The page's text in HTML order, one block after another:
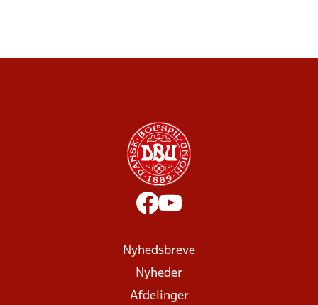
Nyhedsbreve
Nyheder
Afdelinger